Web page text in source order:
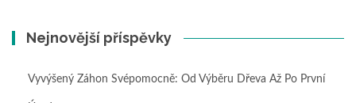
Nejnovější příspěvky
Vyvýšený Záhon Svépomocně: Od Výběru Dřeva Až Po První